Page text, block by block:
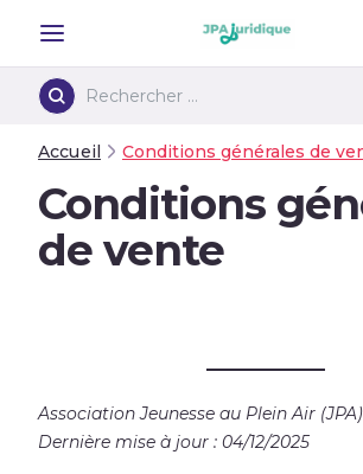
Accueil Conditions générales de
Conditions
de vente
Association Jeunesse au Plein Air (JPA)
Dernière mise à jour : 04/12/2025